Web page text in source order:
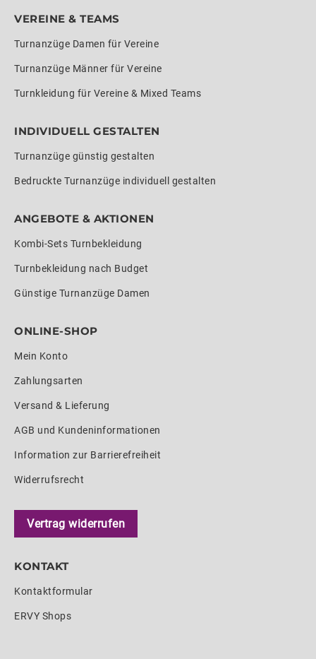
VEREINE & TEAMS
Turnanzüge Damen für Vereine
Turnanzüge Männer für Vereine
Turnkleidung für Vereine & Mixed Teams
INDIVIDUELL GESTALTEN
Turnanzüge günstig gestalten
Bedruckte Turnanzüge individuell gestalten
ANGEBOTE & AKTIONEN
Kombi-Sets Turnbekleidung
Turnbekleidung nach Budget
Günstige Turnanzüge Damen
ONLINE-SHOP
Mein Konto
Zahlungsarten
Versand & Lieferung
AGB und Kundeninformationen
Information zur Barrierefreiheit
Widerrufsrecht
Vertrag widerrufen
KONTAKT
Kontaktformular
ERVY Shops